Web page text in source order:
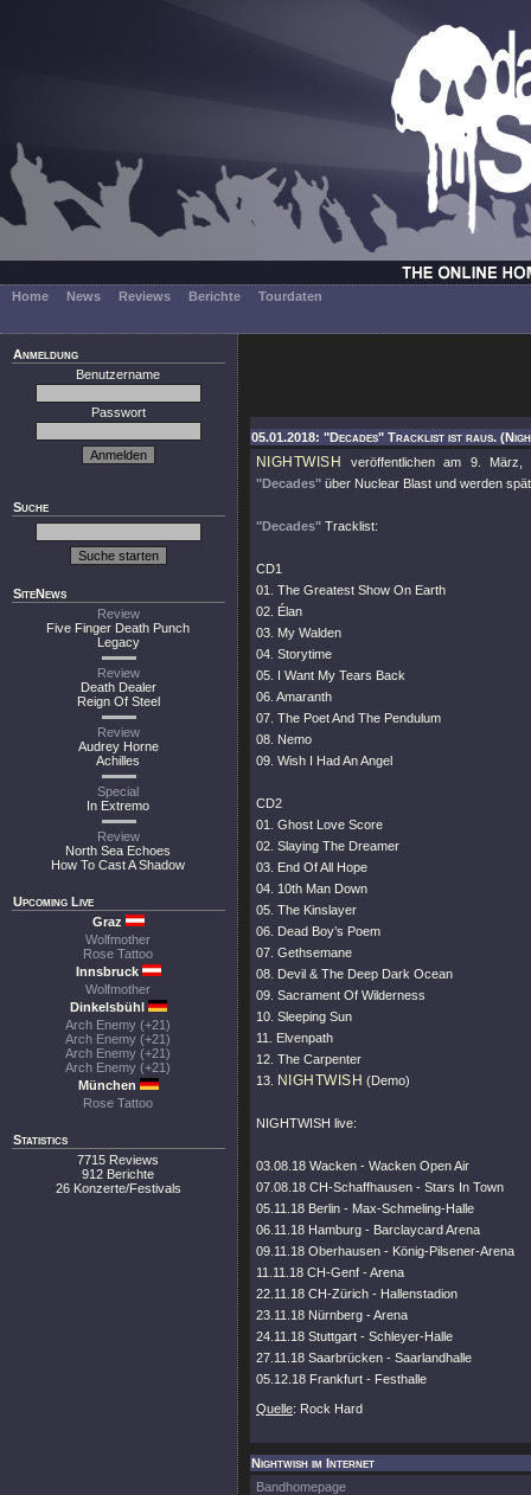
Home News Reviews Berichte Tourdaten
Anmeldung
Benutzername
Passwort
Suche
SiteNews
Review
Five Finger Death Punch
Legacy
Review
Death Dealer
Reign Of Steel
Review
Audrey Horne
Achilles
Special
In Extremo
Review
North Sea Echoes
How To Cast A Shadow
Upcoming Live
Graz
Wolfmother
Rose Tattoo
Innsbruck
Wolfmother
Dinkelsbühl
Arch Enemy (+21)
Arch Enemy (+21)
Arch Enemy (+21)
Arch Enemy (+21)
München
Rose Tattoo
Statistics
7715 Reviews
912 Berichte
26 Konzerte/Festivals
05.01.2018: "Decades" Tracklist ist raus.
NIGHTWISH
veröffentlichen am 9. März,
"Decades" über Nuclear Blast und werden
"Decades" Tracklist:
CD1
01. The Greatest Show On Earth
02. Élan
03. My Walden
04. Storytime
05. I Want My Tears Back
06. Amaranth
07. The Poet And The Pendulum
08. Nemo
09. Wish I Had An Angel
CD2
01. Ghost Love Score
02. Slaying The Dreamer
03. End Of All Hope
04. 10th Man Down
05. The Kinslayer
06. Dead Boy’s Poem
07. Gethsemane
08. Devil & The Deep Dark Ocean
09. Sacrament Of Wilderness
10. Sleeping Sun
11. Elvenpath
12. The Carpenter
13.
NIGHTWISH (Demo)
NIGHTWISH live:
03.08.18 Wacken - Wacken Open Air
07.08.18 CH-Schaffhausen - Stars In Town
05.11.18 Berlin - Max-Schmeling-Halle
06.11.18 Hamburg - Barclaycard Arena
09.11.18 Oberhausen - König-Pilsener-Arena
11.11.18 CH-Genf - Arena
22.11.18 CH-Zürich - Hallenstadion
23.11.18 Nürnberg - Arena
24.11.18 Stuttgart - Schleyer-Halle
27.11.18 Saarbrücken - Saarlandhalle
05.12.18 Frankfurt - Festhalle
Quelle: Rock Hard
Nightwish im Internet
Bandhomepage